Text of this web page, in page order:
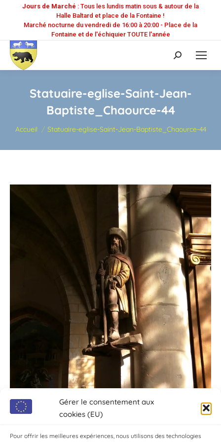
Gérer le consentement aux
cookies (EU)
Pour offrir les meilleures expériences, nous utilisons des technologies
Jours de Marché : Tous les lundis matin sous & autour de la
Halle Baltard et place de la Fontaine !
Marché nocturne du vendredi de 16:00 à 20:00 - Place de la
Fontaine et de l'échiquier TOUTE l'année
Recherche
:
Statuaire-eglise-Saint-Jean-
Baptiste_Chaource-44
Vous êtes ici :
Accueil Statuaire-eglise-Saint-Jean-Baptiste_Chaource-44